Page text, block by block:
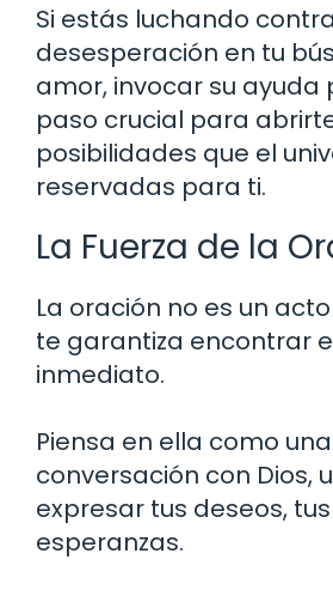
Si estás luchando
desesperación en tu
amor, invocar su ayuda
paso crucial para
posibilidades que el
reservadas para ti.
La Fuerza de la
La oración no es un
te garantiza encontrar
inmediato.
Piensa en ella como una
conversación con Dios,
expresar tus deseos,
esperanzas.